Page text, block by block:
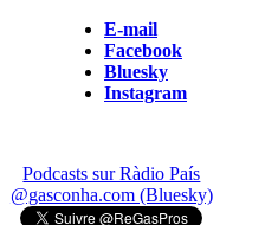
E-mail
Facebook
Bluesky
Instagram
Podcasts sur Ràdio País
@gasconha.com (Bluesky)